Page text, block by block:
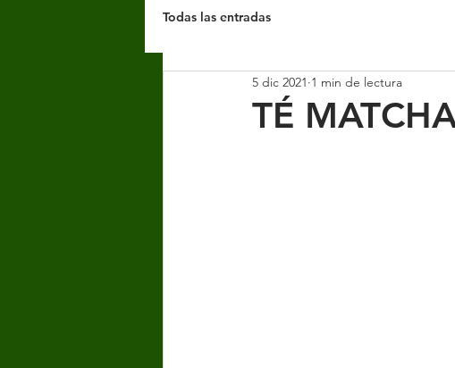
Todas las entradas
TÉ
5 dic 2021 1 min de lectura